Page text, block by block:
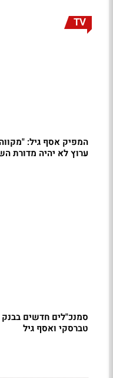
TV
המפיק אסף גיל:
ערוץ לא יהיה מדורת
סמנכ"לים חדשים בבנק
טברסקי ואסף גיל